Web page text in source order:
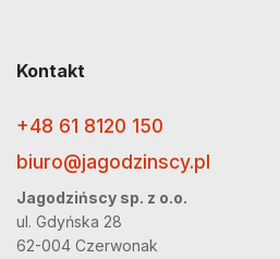
Kontakt
+48 61 8120 150
biuro@jagodzinscy.pl
Jagodzińscy sp. z o.o.
ul. Gdyńska 28
62-004 Czerwonak